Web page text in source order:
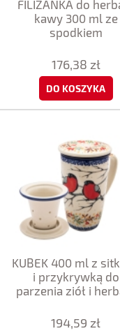
FILIŻANKA do
kawy 300 ml ze
spodkiem
176,38 zł
DO KOSZYKA
KUBEK 400 ml z
i przykrywką do
parzenia ziół i
194,59 zł